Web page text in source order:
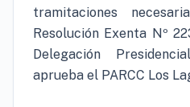
tramitaciones
Resolución Exenta Nº
Delegación
aprueba el PARCC Los